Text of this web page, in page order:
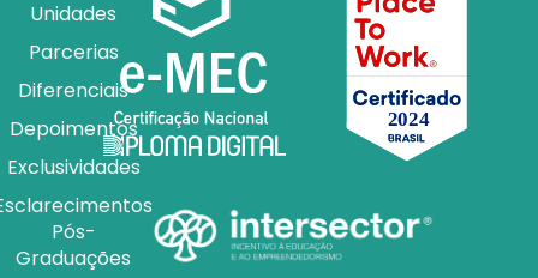
Unidades
Parcerias
Diferenciais
Depoimentos
Exclusividades
Pós-
Graduações